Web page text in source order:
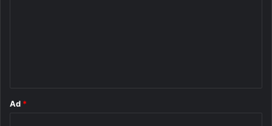
Ad *